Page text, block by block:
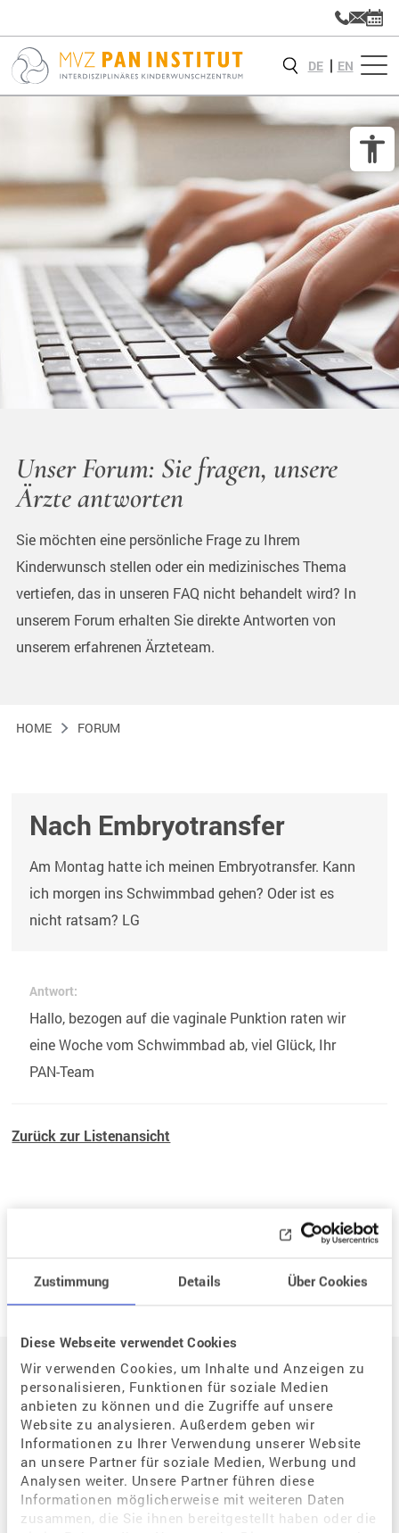
Zustimmung Details Über Cookies
Diese Webseite verwendet Cookies
Wir verwenden Cookies, um Inhalte und Anzeigen zu
personalisieren, Funktionen für soziale Medien
anbieten zu können und die Zugriffe auf unsere
Website zu analysieren. Außerdem geben wir
Informationen zu Ihrer Verwendung unserer Website
an unsere Partner für soziale Medien, Werbung und
Analysen weiter. Unsere Partner führen diese
Informationen möglicherweise mit weiteren Daten
zusammen, die Sie ihnen bereitgestellt haben oder die
DE EN
Unser Forum: Sie fragen, unsere
Ärzte antworten
Sie möchten eine persönliche Frage zu Ihrem
Kinderwunsch stellen oder ein medizinisches Thema
vertiefen, das in unseren FAQ nicht behandelt wird? In
unserem Forum erhalten Sie direkte Antworten von
unserem erfahrenen Ärzteteam.
HOME FORUM
Nach Embryotransfer
Am Montag hatte ich meinen Embryotransfer. Kann
ich morgen ins Schwimmbad gehen? Oder ist es
nicht ratsam? LG
Antwort:
Hallo, bezogen auf die vaginale Punktion raten wir
eine Woche vom Schwimmbad ab, viel Glück, Ihr
PAN-Team
Zurück zur Listenansicht
Neue Frage
Auf einen Blick
Der Weg zum eigenen Kind
Situation / Diagnostik
Wie kann assistierte Reproduktion mir helfen?
Welche Bedeutung hat der Zyklus für eine Schwangerschaft?
Warum habe ich Probleme, schwanger zu werden?